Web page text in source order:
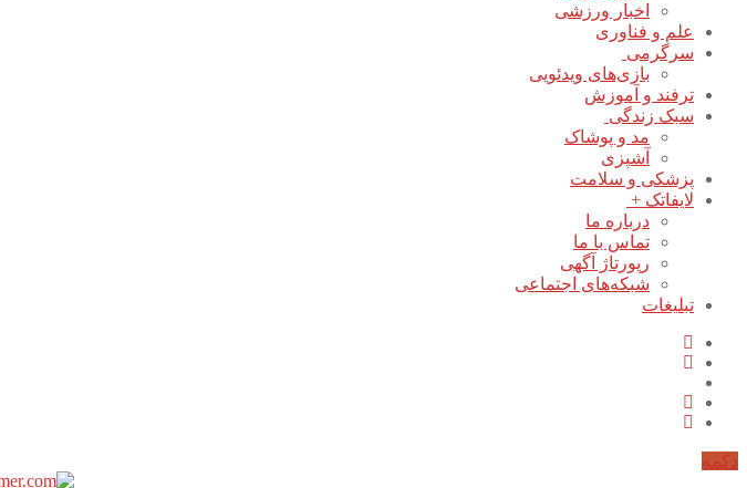
اخبار ورزشی
علم و فناوری
سرگرمی
بازی‌های ویدئویی
ترفند و آموزش
سبک زندگی
مد و پوشاک
آشپزی
پزشکی و سلامت
لایفاتک +
درباره ما
تماس با ما
رپورتاژ آگهی
شبکه‌های اجتماعی
تبلیغات
دکمه